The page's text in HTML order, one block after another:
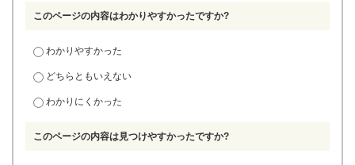
このページの内容はわかりやすかったですか?
わかりやすかった
どちらともいえない
わかりにくかった
このページの内容は見つけやすかったですか?